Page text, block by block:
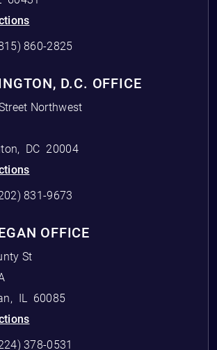
860-2825
D.C. OFFICE
Northwest
, DC 20004
831-9673
OFFICE
St
, IL 60085
378-0531